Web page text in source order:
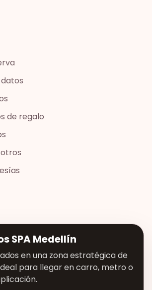
de regalo
SPA Medellín
en una zona estratégica de
para llegar en carro, metro o